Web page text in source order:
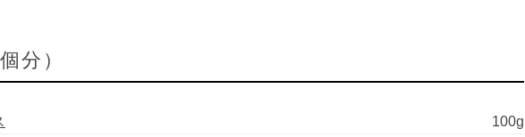
分）
100g